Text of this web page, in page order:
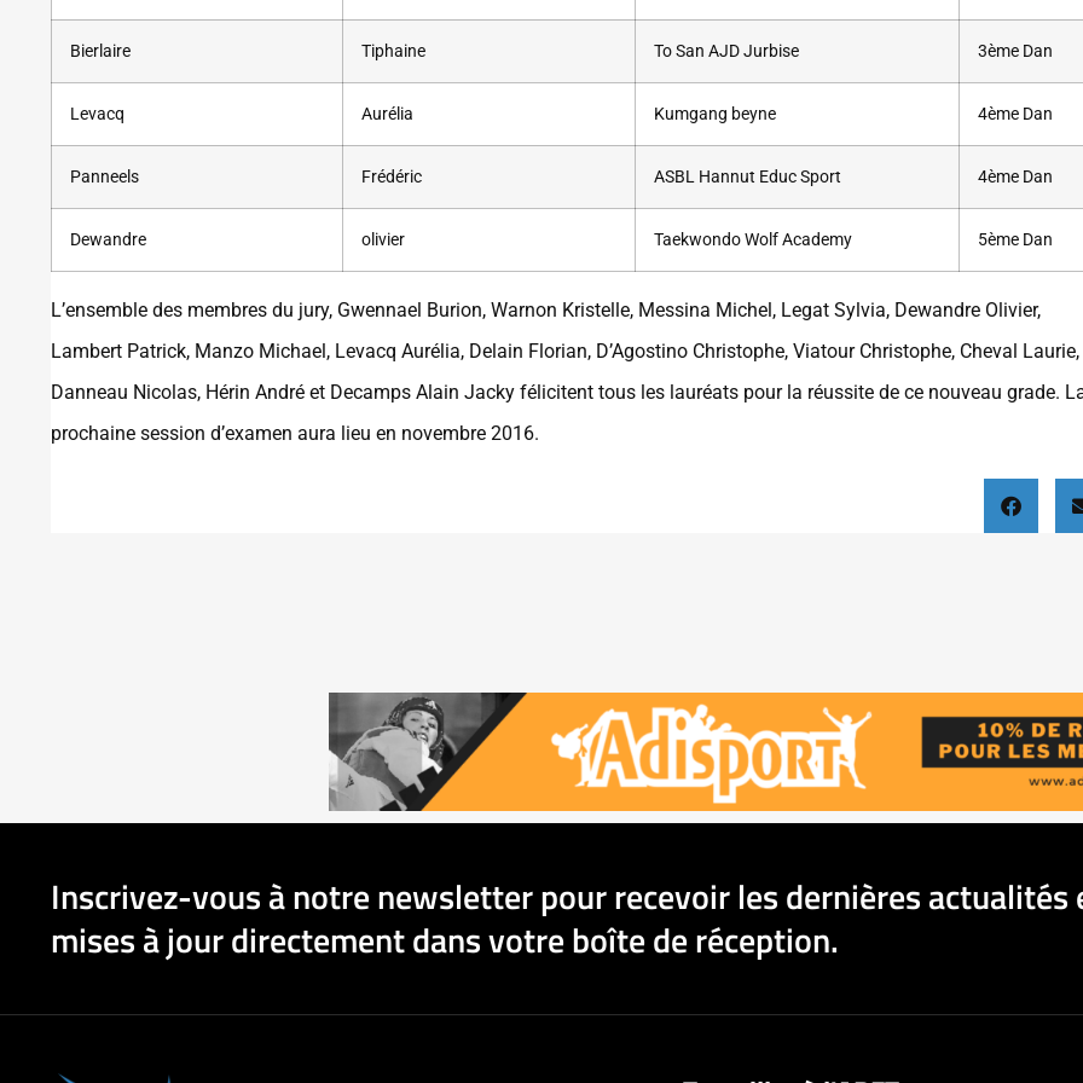
Bierlaire Tiphaine To San AJD Jurbise 3ème Dan
Levacq Aurélia Kumgang beyne 4ème Dan
Panneels Frédéric ASBL Hannut Educ Sport 4ème Dan
Dewandre olivier Taekwondo Wolf Academy 5ème Dan
L’ensemble des membres du jury, Gwennael Burion, Warnon Kristelle, Messina Michel, Legat Sylvia, Dewandre Olivier,
Lambert Patrick, Manzo Michael, Levacq Aurélia, Delain Florian, D’Agostino Christophe, Viatour Christophe, Cheval Laurie,
Danneau Nicolas, Hérin André et Decamps Alain Jacky félicitent tous les lauréats pour la réussite de ce nouveau grade.
prochaine session d’examen aura lieu en novembre 2016.
Inscrivez-vous à notre newsletter pour recevoir les dernières actualités
mises à jour directement dans votre boîte de réception.